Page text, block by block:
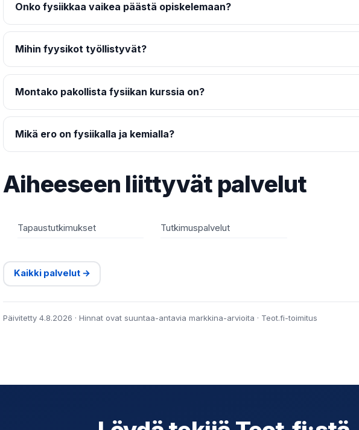
Onko fysiikkaa vaikea päästä opiskelemaan?
Mihin fyysikot työllistyvät?
Montako pakollista fysiikan kurssia on?
Mikä ero on fysiikalla ja kemialla?
Aiheeseen liittyvät palvelut
Tapaustutkimukset Tutkimuspalvelut
Kaikki palvelut →
Päivitetty 4.8.2026 · Hinnat ovat suuntaa-antavia markkina-arvioita · Teot.fi-toimitus